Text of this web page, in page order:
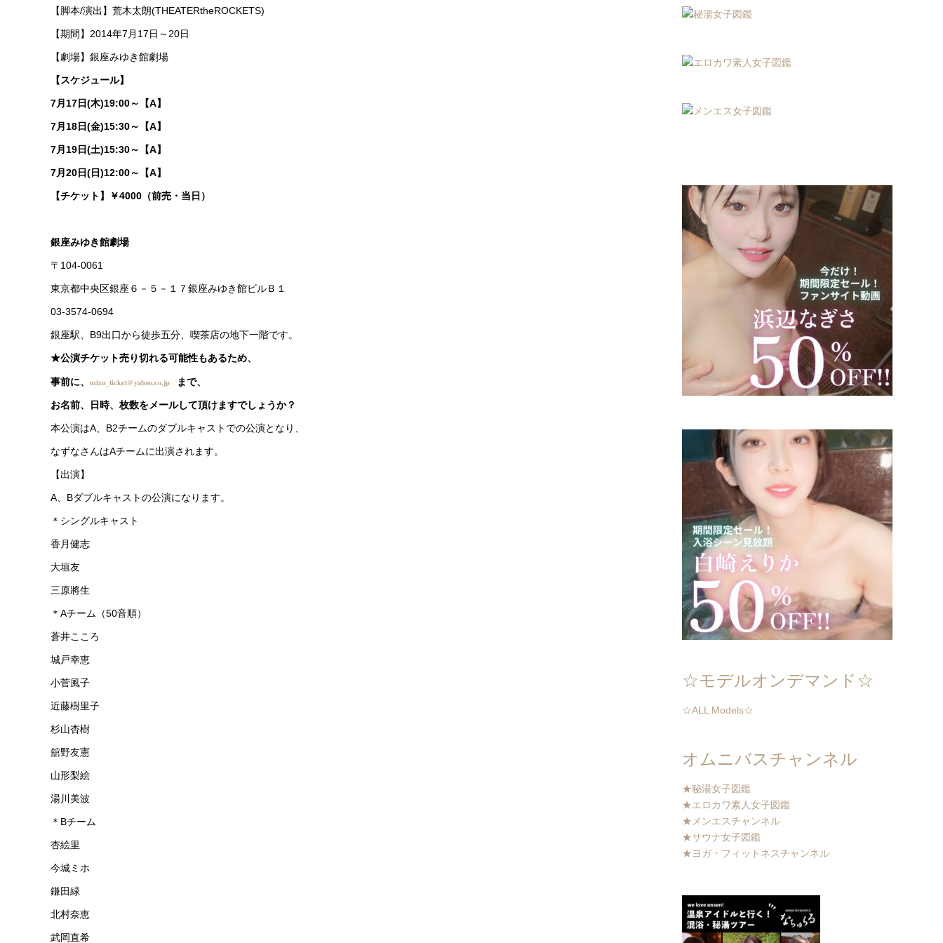
【脚本/演出】荒木太朗(THEATERtheROCKETS)
【期間】2014年7月17日～20日
【劇場】銀座みゆき館劇場
【スケジュール】
7月17日(木)19:00～【A】
7月18日(金)15:30～【A】
7月19日(土)15:30～【A】
7月20日(日)12:00～【A】
【チケット】￥4000（前売・当日）
銀座みゆき館劇場
〒104-0061
東京都中央区銀座６－５－１７銀座みゆき館ビルＢ１
03-3574-0694
銀座駅、B9出口から徒歩五分、喫茶店の地下一階です。
★公演チケット売り切れる可能性もあるため、
事前に、 mizu_ticket@yahoo.co.jp まで、
お名前、日時、枚数をメールして頂けますでしょうか？
本公演はA、B2チームのダブルキャストでの公演となり、
なずなさんはAチームに出演されます。
【出演】
A、Bダブルキャストの公演になります。
＊シングルキャスト
香月健志
大垣友
三原將生
＊Aチーム（50音順）
蒼井こころ
城戸幸恵
小菅風子
近藤樹里子
杉山杏樹
舘野友憲
山形梨絵
湯川美波
＊Bチーム
杏絵里
今城ミホ
鎌田緑
北村奈恵
武岡直希
☆モデルオンデマンド☆
☆ALL Models☆
オムニバスチャンネル
★秘湯女子図鑑
★エロカワ素人女子図鑑
★メンエスチャンネル
★サウナ女子図鑑
★ヨガ・フィットネスチャンネル